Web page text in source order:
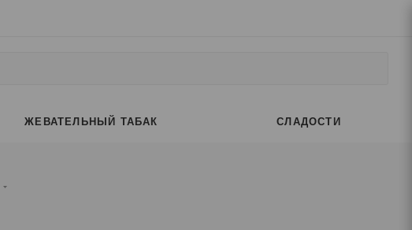
ЖЕВАТЕЛЬНЫЙ ТАБАК СЛАДОСТИ